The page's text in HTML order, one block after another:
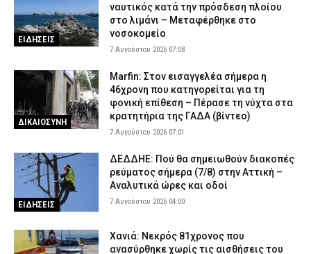
ΕΙΔΗΣΕΙΣ
ναυτικός κατά την πρόσδεση πλοίου
στο λιμάνι – Μεταφέρθηκε στο
νοσοκομείο
7 Αυγούστου 2026 07:08
ΔΙΚΑΙΟΣΥΝΗ
Marfin: Στον εισαγγελέα σήμερα η
46χρονη που κατηγορείται για τη
φονική επίθεση – Πέρασε τη νύχτα στα
κρατητήρια της ΓΑΔΑ (βίντεο)
7 Αυγούστου 2026 07:01
ΕΙΔΗΣΕΙΣ
ΔΕΔΔΗΕ: Πού θα σημειωθούν διακοπές
ρεύματος σήμερα (7/8) στην Αττική –
Αναλυτικά ώρες και οδοί
7 Αυγούστου 2026 04:00
Χανιά: Νεκρός 81χρονος που
ανασύρθηκε χωρίς τις αισθήσεις του